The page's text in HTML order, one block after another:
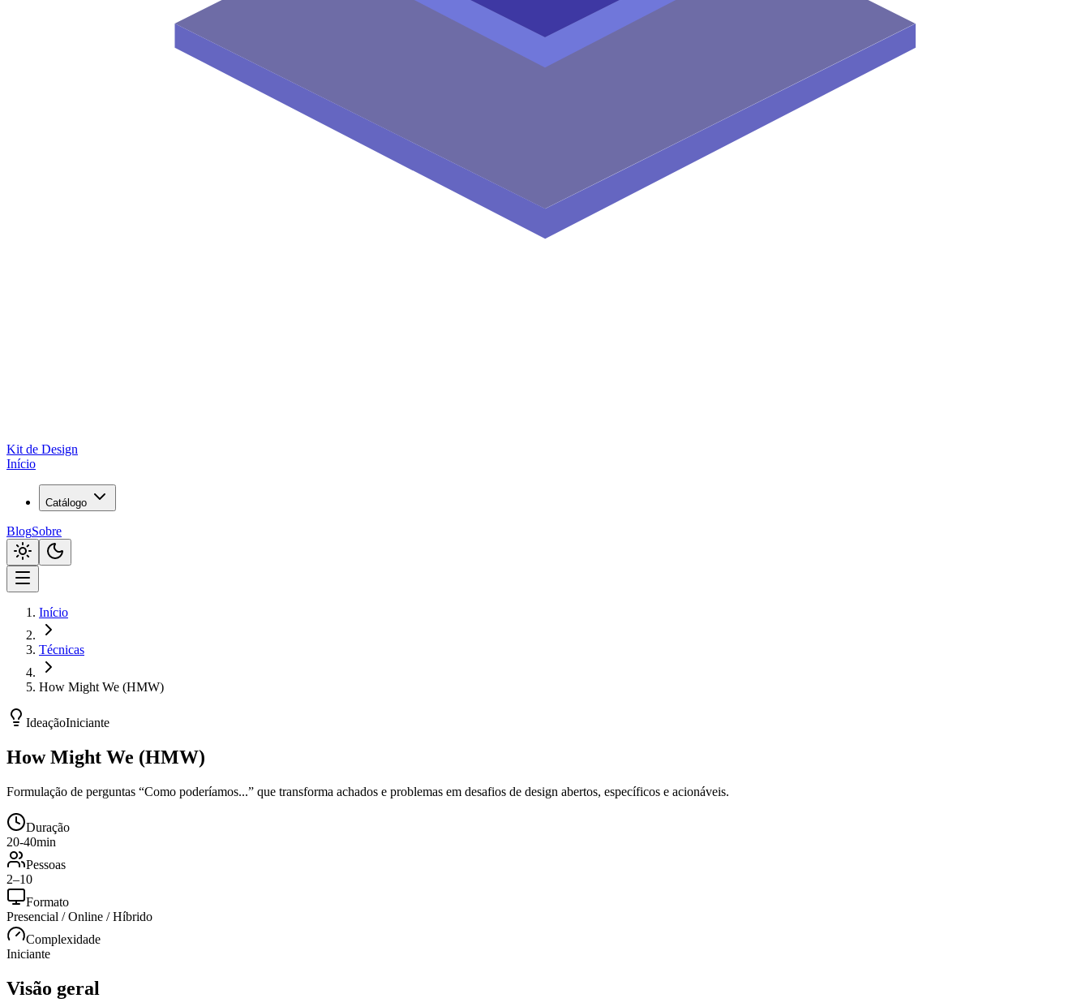
Kit de Design
Início
Catálogo
BlogSobre
Início
Técnicas
How Might We (HMW)
IdeaçãoIniciante
How Might We (HMW)
Formulação de perguntas “Como poderíamos...” que transforma achados e problemas em desafios de design abertos, específicos e acionáveis.
Duração
20-40min
Pessoas
2–10
Formato
Presencial / Online / Híbrido
Complexidade
Iniciante
Visão geral